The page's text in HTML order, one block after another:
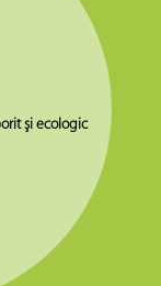
şi ecologic